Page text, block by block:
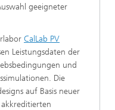
geeigneter
CalLab PV
Leistungsdaten der
und
Die
auf Basis neuer